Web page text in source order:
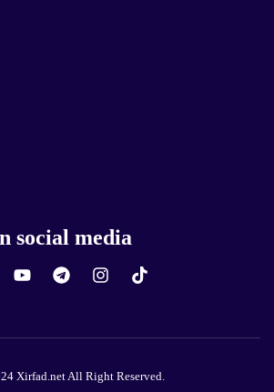
social media
Xirfad.net All Right Reserved.